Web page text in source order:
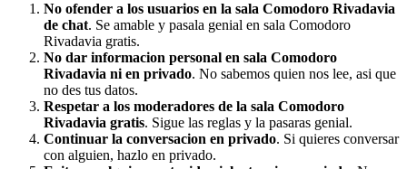
No ofender a los usuarios en la sala Comodoro Rivadavia
de chat. Se amable y pasala genial en sala Comodoro
Rivadavia gratis.
No dar informacion personal en sala Comodoro
Rivadavia ni en privado. No sabemos quien nos lee, asi que
no des tus datos.
Respetar a los moderadores de la sala Comodoro
Rivadavia gratis. Sigue las reglas y la pasaras genial.
Continuar la conversacion en privado. Si quieres conversar
con alguien, hazlo en privado.